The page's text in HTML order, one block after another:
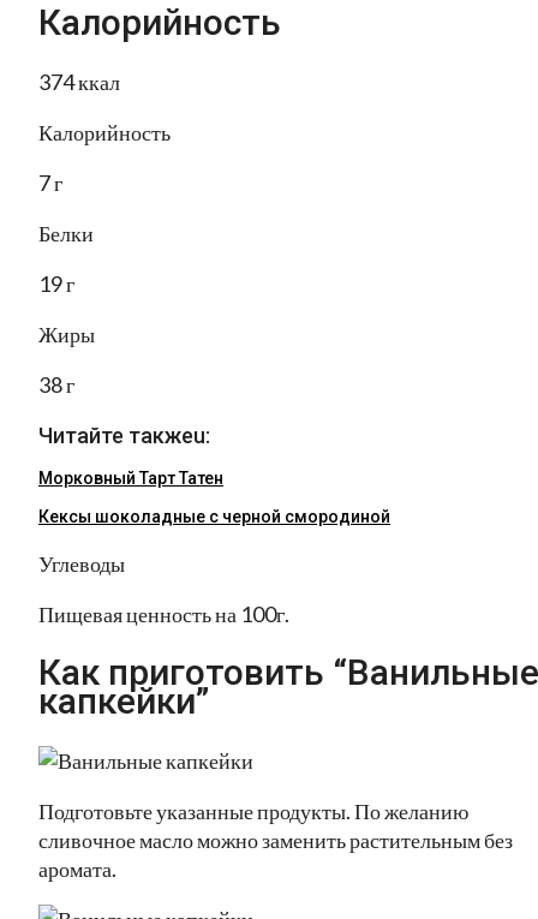
Калорийность
374 ккал
Калорийность
7 г
Белки
19 г
Жиры
38 г
Читайте такжеu:
Морковный Тарт Татен
Кексы шоколадные с черной смородиной
Углеводы
Пищевая ценность на 100г.
Как приготовить “Ванильные
капкейки”
Подготовьте указанные продукты. По желанию
сливочное масло можно заменить растительным без
аромата.